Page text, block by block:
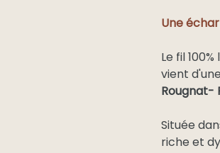
Une
Le fil
vient
Rougnat-
Située
riche et